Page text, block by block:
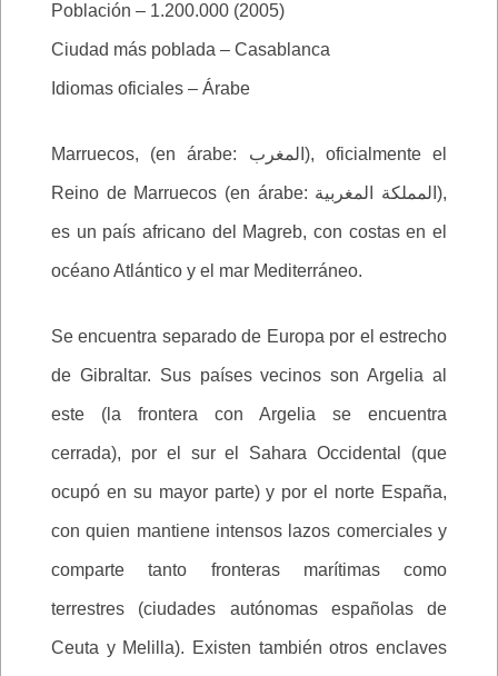
Población – 1.200.000 (2005)
Ciudad más poblada – Casablanca
Idiomas oficiales – Árabe
Marruecos, (en árabe: المغرب), oficialmente el
Reino de Marruecos (en árabe: المملكة المغربية),
es un país africano del Magreb, con costas en el
océano Atlántico y el mar Mediterráneo.
Se encuentra separado de Europa por el estrecho
de Gibraltar. Sus países vecinos son Argelia al
este (la frontera con Argelia se encuentra
cerrada), por el sur el Sahara Occidental (que
ocupó en su mayor parte) y por el norte España,
con quien mantiene intensos lazos comerciales y
comparte tanto fronteras marítimas como
terrestres (ciudades autónomas españolas de
Ceuta y Melilla). Existen también otros enclaves